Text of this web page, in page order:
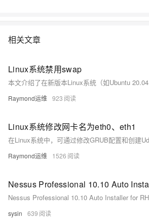
相关文章
Linux系统禁用swap
Raymond运维 923
Linux系统修改网卡名为eth0、eth1
Raymond运维 1526
sysin 639